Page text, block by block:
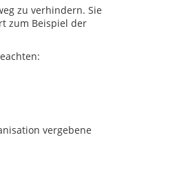
zu verhindern. Sie
zum Beispiel der
vergebene